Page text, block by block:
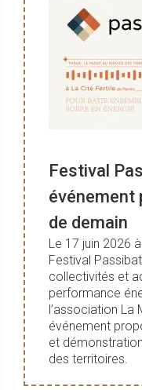
Festival
événement
de demain
Le 17 juin 2026
Festival
collectivités et
performance
l’association La
événement
et
des territoires.